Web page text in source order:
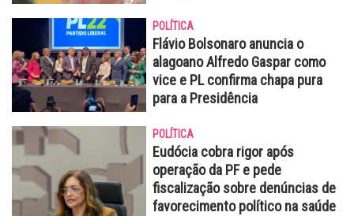
POLÍTICA
Flávio Bolsonaro anuncia o
alagoano Alfredo Gaspar como
vice e PL confirma chapa pura
para a Presidência
POLÍTICA
Eudócia cobra rigor após
operação da PF e pede
fiscalização sobre denúncias de
favorecimento político na saúde